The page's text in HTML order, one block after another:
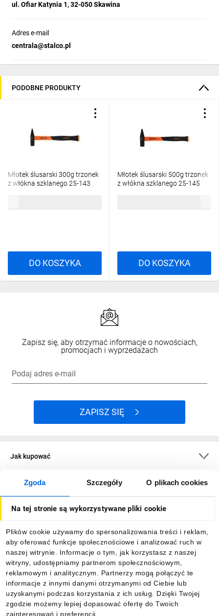
Zgoda Szczegóły O plikach cookies
Na tej stronie są wykorzystywane pliki cookie
Plików cookie używamy do spersonalizowania treści i reklam,
aby oferować funkcje społecznościowe i analizować ruch w
naszej witrynie. Informacje o tym, jak korzystasz z naszej
witryny, udostępniamy partnerom społecznościowym,
reklamowym i analitycznym. Partnerzy mogą połączyć te
informacje z innymi danymi otrzymanymi od Ciebie lub
uzyskanymi podczas korzystania z ich usług. Dzięki Twojej
zgodzie możemy lepiej dopasować ofertę do Twoich
zainteresowań i preferencji.
ul. Ofiar Katynia 1, 32-050 Skawina
Adres e-mail
centrala@stalco.pl
PODOBNE PRODUKTY
Młotek ślusarski 300g trzonek
z włókna szklanego 25-143
DO KOSZYKA
Młotek ślusarski 500g trzonek
z włókna szklanego 25-145
DO KOSZYKA
Zapisz się, aby otrzymać informacje o nowościach,
promocjach i wyprzedażach
Podaj adres e-mail
ZAPISZ SIĘ
Jak kupować
O firmie
Informacje
Pobierz naszą aplikację mobilną: